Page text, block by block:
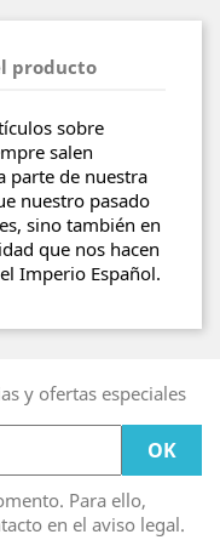
producto
sobre
salen
parte de nuestra
nuestro pasado
sino también en
que nos hacen
Imperio Español.
y ofertas especiales
Para ello,
en el aviso legal.